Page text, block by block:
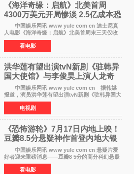
《海洋奇缘：启航》北美首周
4300万美元开局惨淡 2.5亿成本恐
巨亏1亿
中国娱乐网讯 www yule com cn 迪士尼真
人电影《海洋奇缘：启航》北美首周末三天仅收
4300万美元（开画3827馆），中国内地首周票房
仅840万元人民币，全球开画票房约9500万美
元，远低于业内
看电影
洪华莲有望出演tvN新剧《驻韩异
国大使馆》与李俊昊上演人龙奇
幻罗曼史
中国娱乐网讯 www yule com cn 据韩媒
报道，演员洪华莲有望出演tvN新剧《驻韩异国大
使馆》女主角，与李俊昊合作，引发观众期
待。 该剧讲述了一位因管理驻韩异国大使馆
（负责管理居住在大
电视剧
《恐怖游轮》7月17日内地上映！
豆瓣8.5分悬疑神作首登内地大银
中国娱乐网讯 www yule com cn 悬疑片爱
好者迎来重磅消息——豆瓣8 5分的高分科幻悬疑
电影《恐怖游轮》正式宣布定档7月17日在内地上
映。这部由英国导演克里斯托弗·史密斯执导、惊
看电影